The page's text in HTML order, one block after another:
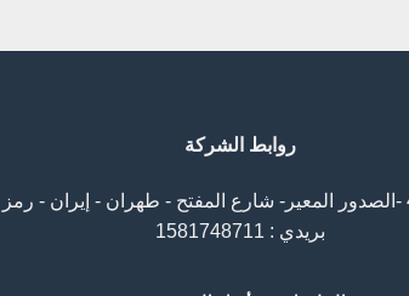
روابط الشركة
- رقم 44 -الصدور المعیر- شارع المفتح - طهران - إيران - رمز
بريدي : 1581748711